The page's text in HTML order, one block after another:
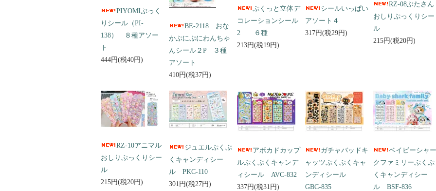
PIYOMIぷっく
りシール（PI-
138） ８種アソー
ト
444円(税40円)
BE-2118 おな
かぷにぷにわんちゃ
んシール２P ３種
アソート
410円(税37円)
ぷくっと立体デ
コレーションシール
2 ６種
213円(税19円)
シールいっぱい
アソート４
317円(税29円)
RZ-08ぶたさん
おしりぷっくりシー
ル
215円(税20円)
RZ-10アニマル
おしりぷっくりシー
ル
215円(税20円)
ジュエルぷくぷ
くキャンディシー
ル PKC-110
301円(税27円)
アボカドカップ
ルぷくぷくキャンデ
ィシール AVC-832
337円(税31円)
ガチャバッドキ
ャッツぷくぷくキャ
ンディシール
GBC-835
ベイビーシャー
クファミリーぷくぷ
くキャンディシー
ル BSF-836